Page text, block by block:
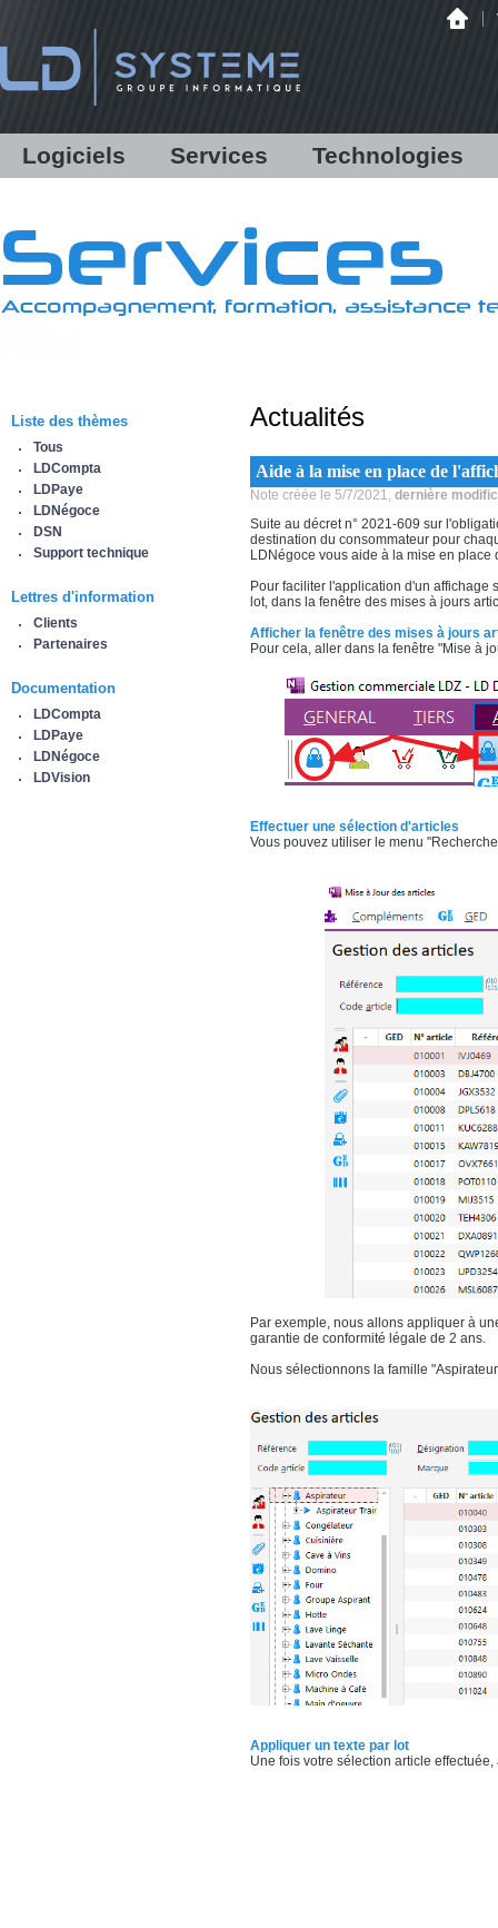
Logiciels
LDPaye
LDNégoce
Modules additionnels
Services
Formations
Support
Assistance en ligne /
Technologies
Infrastructure
Matériels
Hébergement
Sauvegarde déportée
Infogérance
Liste des thèmes
Tous
LDCompta
LDPaye
LDNégoce
DSN
Support technique
Lettres d'information
Clients
Partenaires
Documentation
LDCompta
LDPaye
LDNégoce
LDVision
Actualités
Aide à la mise en place de
Note créée le 5/7/2021, dernière
Suite au décret n° 2021-609 sur
destination du consommateur pour
LDNégoce vous aide à la mise en
Pour faciliter l'application d'un
lot, dans la fenêtre des mises à jours
Afficher la fenêtre des mises à jours
Pour cela, aller dans la fenêtre "Mise à
Effectuer une sélection d'articles
Vous pouvez utiliser le menu
Par exemple, nous allons appliquer à
garantie de conformité légale de 2 ans.
Nous sélectionnons la famille
Appliquer un texte par lot
Une fois votre sélection article